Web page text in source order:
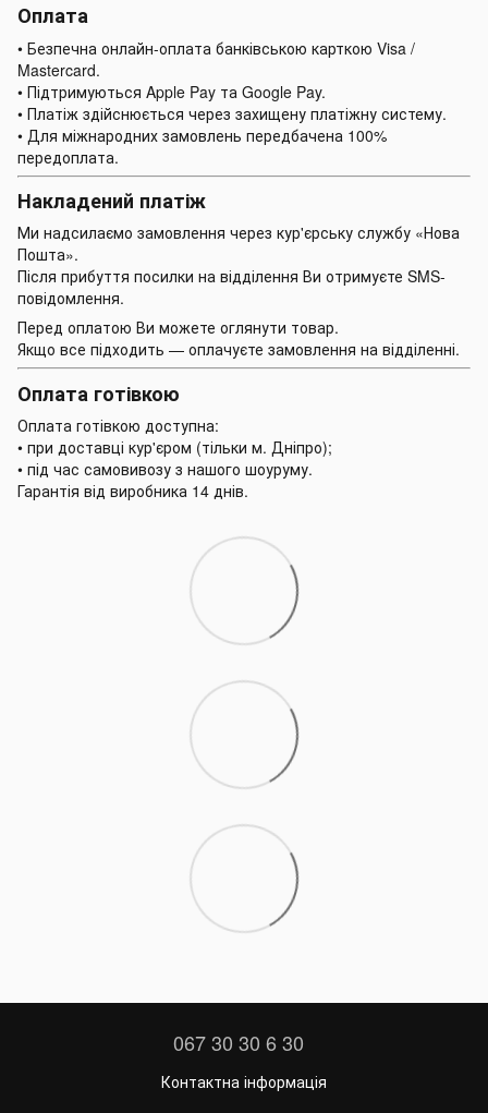
Оплата
• Безпечна онлайн-оплата банківською карткою Visa /
Mastercard.
• Підтримуються Apple Pay та Google Pay.
• Платіж здійснюється через захищену платіжну систему.
• Для міжнародних замовлень передбачена 100%
передоплата.
Накладений платіж
Ми надсилаємо замовлення через кур'єрську службу «Нова
Пошта».
Після прибуття посилки на відділення Ви отримуєте SMS-
повідомлення.
Перед оплатою Ви можете оглянути товар.
Якщо все підходить — оплачуєте замовлення на відділенні.
Оплата готівкою
Оплата готівкою доступна:
• при доставці кур'єром (тільки м. Дніпро);
• під час самовивозу з нашого шоуруму.
Гарантія від виробника 14 днів.
067 30 30 6 30
Контактна інформація